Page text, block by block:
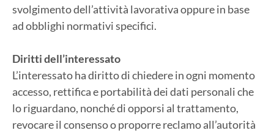
svolgimento dell’attività lavorativa oppure in base
ad obblighi normativi specifici.
Diritti dell’interessato
L’interessato ha diritto di chiedere in ogni momento
accesso, rettifica e portabilità dei dati personali che
lo riguardano, nonché di opporsi al trattamento,
revocare il consenso o proporre reclamo all’autorità